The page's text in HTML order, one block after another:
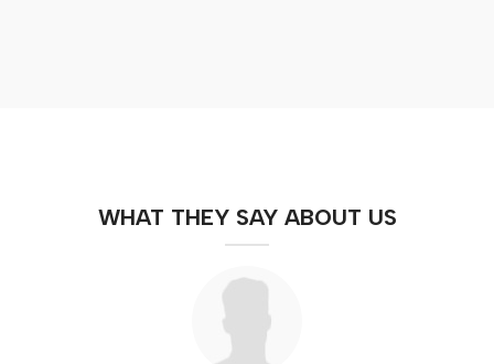
WHAT THEY SAY ABOUT US